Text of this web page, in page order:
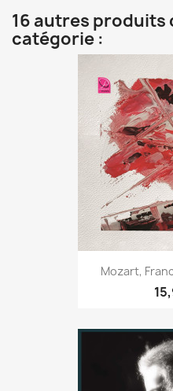
16 autres produits
catégorie :
Mozart,